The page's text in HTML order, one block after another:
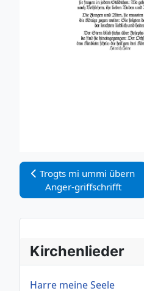
Vorheriger Beitrag:
Trogts mi ummi übern
Anger-griffschrifft
Kirchenlieder
Harre meine Seele